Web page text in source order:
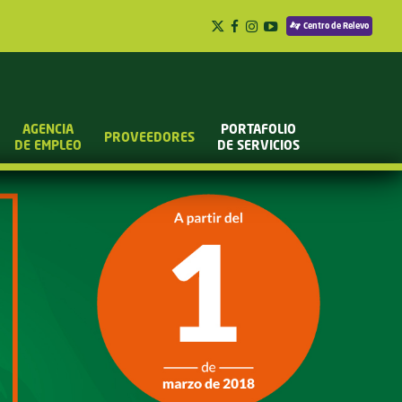
Centro de Relevo
AGENCIA
DE EMPLEO
PROVEEDORES
PORTAFOLIO
DE SERVICIOS